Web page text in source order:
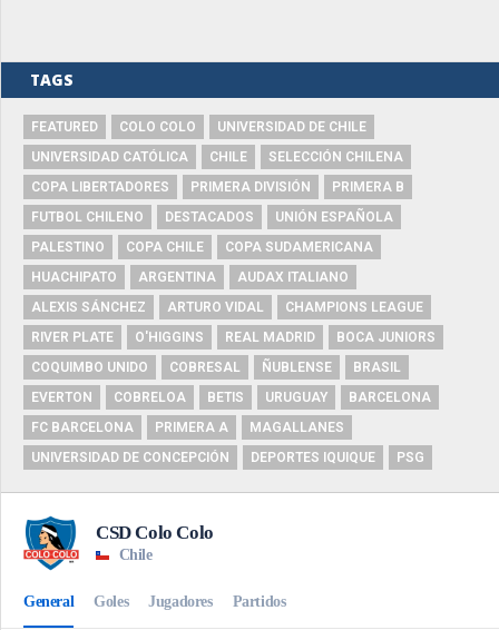
TAGS
FEATURED COLO COLO
UNIVERSIDAD DE CHILE
UNIVERSIDAD CATÓLICA
CHILE
SELECCIÓN CHILENA
COPA LIBERTADORES
PRIMERA DIVISIÓN
PRIMERA B
FUTBOL CHILENO
DESTACADOS
UNIÓN ESPAÑOLA
PALESTINO
COPA CHILE
COPA SUDAMERICANA
HUACHIPATO
ARGENTINA
AUDAX ITALIANO
ALEXIS SÁNCHEZ
ARTURO VIDAL
CHAMPIONS LEAGUE
RIVER PLATE
O'HIGGINS REAL MADRID
BOCA JUNIORS
COQUIMBO UNIDO
COBRESAL ÑUBLENSE
BRASIL
EVERTON
COBRELOA BETIS URUGUAY
BARCELONA
FC BARCELONA
PRIMERA A
MAGALLANES
UNIVERSIDAD DE CONCEPCIÓN
DEPORTES IQUIQUE PSG